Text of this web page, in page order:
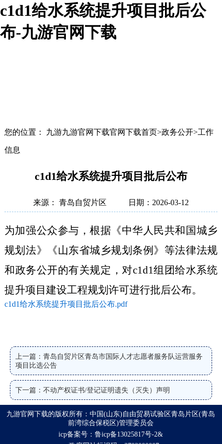
c1d1给水系统提升项目批后公
布-九游官网下载
您的位置： 九游九游官网下载官网下载首页>政务公开>工作
信息
c1d1给水系统提升项目批后公布
来源： 青岛自贸片区 日期：2026-03-12
为加强公众参与，根据《中华人民共和国城乡
规划法》《山东省城乡规划条例》等法律法规
和政务公开的有关规定，对c1d1组团给水系统
提升项目建设工程规划许可进行批后公布。
c1d1给水系统提升项目批后公布.pdf
上一篇：青岛自贸片区青岛市国际人才志愿者服务队运营服务
项目比选公告
下一篇：不动产权证书/登记证明遗失（灭失）声明
九游官网下载的版权所有：中国(山东)自由贸易试验区青岛片区(青岛
前湾综合保税区)管理委员会
icp备案号：鲁icp备13025817号-2&